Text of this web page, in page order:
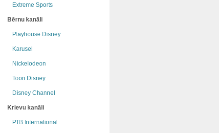
Extreme Sports
Bērnu kanāli
Playhouse Disney
Karusel
Nickelodeon
Toon Disney
Disney Channel
Krievu kanāli
РТB International